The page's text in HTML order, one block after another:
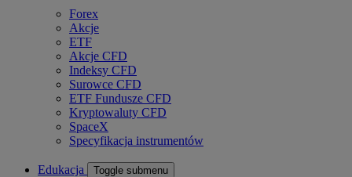
Forex
Akcje
ETF
Akcje CFD
Indeksy CFD
Surowce CFD
ETF Fundusze CFD
Kryptowaluty CFD
SpaceX
Specyfikacja instrumentów
Edukacja Toggle submenu